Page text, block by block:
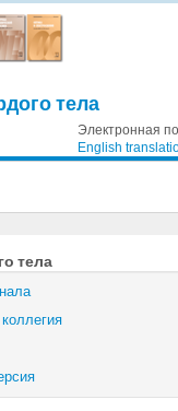
тела
Электронная
English
физики
технической
тела
тела